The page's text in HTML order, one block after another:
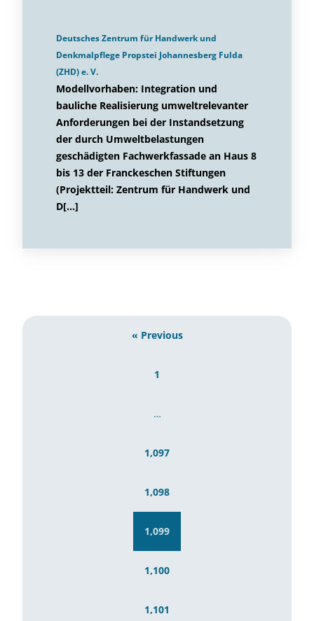
Deutsches Zentrum für Handwerk und
Denkmalpflege Propstei Johannesberg Fulda
(ZHD) e. V.
Modellvorhaben: Integration und
bauliche Realisierung umweltrelevanter
Anforderungen bei der Instandsetzung
der durch Umweltbelastungen
geschädigten Fachwerkfassade an Haus 8
bis 13 der Franckeschen Stiftungen
(Projektteil: Zentrum für Handwerk und
D[…]
« Previous
1
…
1,097
1,098
1,099
1,100
1,101